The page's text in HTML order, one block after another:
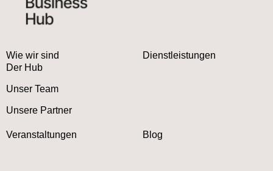
Wie wir sind
Der Hub
Unser Team
Unsere Partner
Dienstleistungen
Veranstaltungen Blog